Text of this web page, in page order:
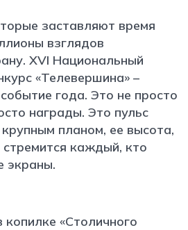
заставляют время
взглядов
XVI Национальный
«Телевершина» –
года. Это не просто
награды. Это пульс
планом, ее высота,
каждый, кто
экраны.
«Столичного